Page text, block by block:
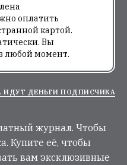
оплатить
картой.
Вы
любой момент.
ИДУТ ДЕНЬГИ ПОДПИСЧИКА
журнал. Чтобы
Купите её, чтобы
вам эксклюзивные